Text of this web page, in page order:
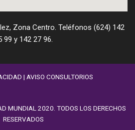
Zona Centro. Teléfonos (624) 142
99 y 142 27 96.
| AVISO CONSULTORIOS
MUNDIAL 2020. TODOS LOS DERECHOS
RESERVADOS